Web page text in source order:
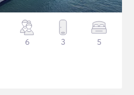
6 3 5